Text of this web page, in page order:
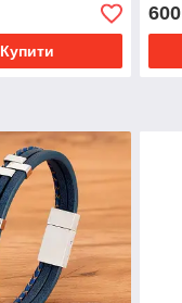
Купити
600